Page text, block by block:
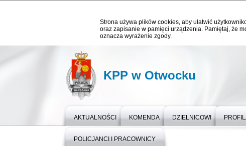
Strona używa plików cookies, aby ułatwić
oraz zapisanie w pamięci urządzenia. Pamiętaj, że
oznacza wyrażenie zgody.
KPP w Otwocku
AKTUALNOŚCI KOMENDA DZIELNICOWI
POLICJANCI I PRACOWNICY